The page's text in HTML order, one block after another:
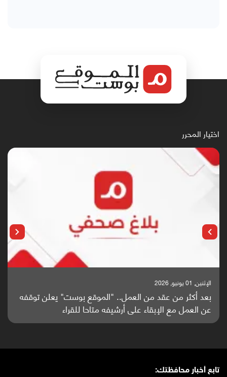
اختيار المحرر
الإثنين, 25 مايو, 2026
باحثون من اليمن يدخلون سباق أبحاث ألزهايمر بدراسة
واعدة منشورة عالميا (ترجمة)
تابع أخبار محافظتك: